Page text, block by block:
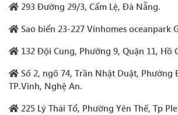
293 Đường 29/3, Cẩm Lệ, Đà Nẵng.
Sao biển 23-227 Vinhomes oceanpark
132 Đội Cung, Phường 9, Quận 11, Hồ
Số 2, ngõ 74, Trần Nhật Duật, Phường
TP.Vinh, Nghệ An.
225 Lý Thái Tổ, Phường Yên Thế, Tp